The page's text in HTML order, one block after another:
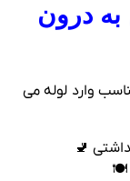
به درون
وارد لوله می‌
🚽
🍽